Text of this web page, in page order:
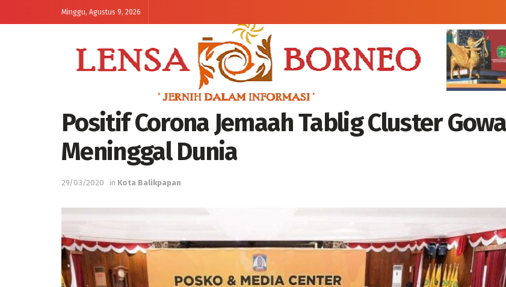
Minggu, Agustus 9, 2026
Positif Corona Jemaah Tablig Cluster Gowa
Meninggal Dunia
29/03/2020 in Kota Balikpapan